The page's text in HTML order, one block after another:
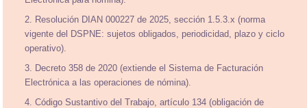
2. Resolución DIAN 000227 de 2025, sección 1.5.3.x (norma
vigente del DSPNE: sujetos obligados, periodicidad, plazo y ciclo
operativo).
3. Decreto 358 de 2020 (extiende el Sistema de Facturación
Electrónica a las operaciones de nómina).
4. Código Sustantivo del Trabajo, artículo 134 (obligación de